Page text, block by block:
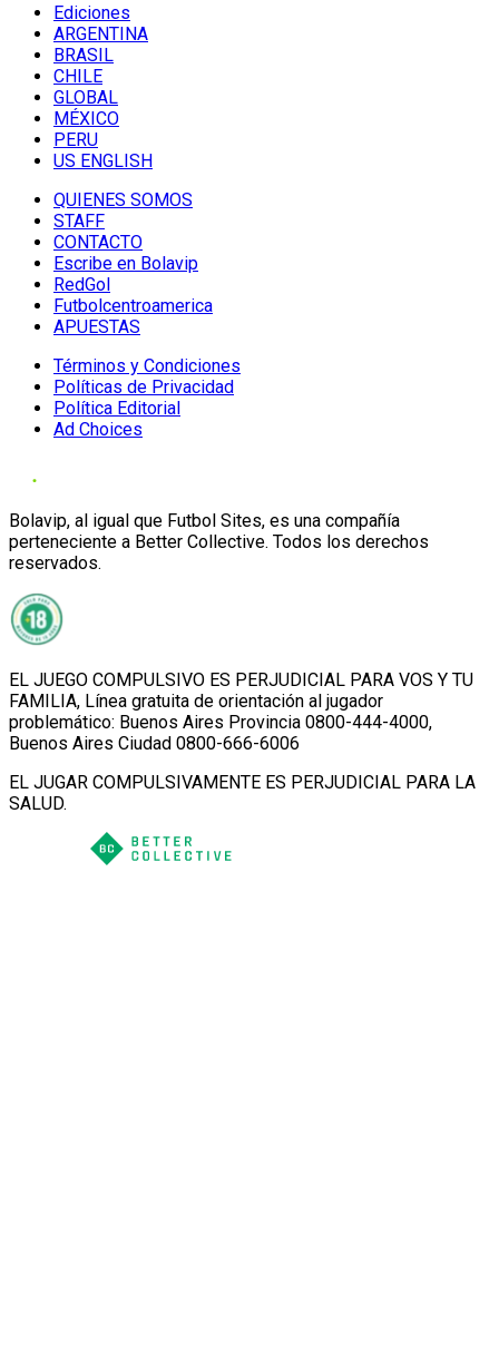
Ediciones
ARGENTINA
BRASIL
CHILE
GLOBAL
MÉXICO
PERU
US ENGLISH
QUIENES SOMOS
STAFF
CONTACTO
Escribe en Bolavip
RedGol
Futbolcentroamerica
APUESTAS
Términos y Condiciones
Políticas de Privacidad
Política Editorial
Ad Choices
Bolavip, al igual que Futbol Sites, es una compañía
perteneciente a Better Collective. Todos los derechos
reservados.
EL JUEGO COMPULSIVO ES PERJUDICIAL PARA VOS Y TU
FAMILIA, Línea gratuita de orientación al jugador
problemático: Buenos Aires Provincia 0800-444-4000,
Buenos Aires Ciudad 0800-666-6006
EL JUGAR COMPULSIVAMENTE ES PERJUDICIAL PARA LA
SALUD.